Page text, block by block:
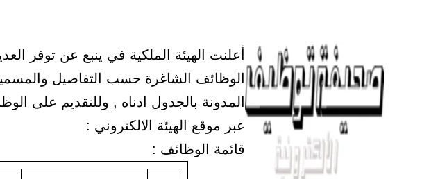
أعلنت الهيئة الملكية في ينبع عن توفر
الوظائف الشاغرة حسب التفاصيل
المدونة بالجدول ادناه , وللتقديم على
عبر موقع الهيئة الالكتروني :
قائمة الوظائف :